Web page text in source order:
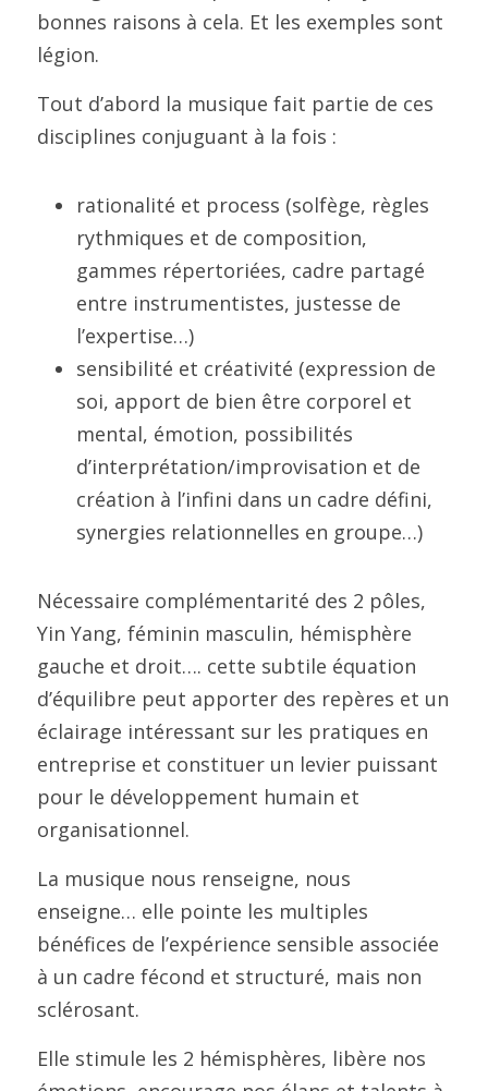
bonnes raisons à cela. Et les exemples sont
légion.
Tout d’abord la musique fait partie de ces
disciplines conjuguant à la fois :
rationalité et process (solfège, règles
rythmiques et de composition,
gammes répertoriées, cadre partagé
entre instrumentistes, justesse de
l’expertise…)
sensibilité et créativité (expression de
soi, apport de bien être corporel et
mental, émotion, possibilités
d’interprétation/improvisation et de
création à l’infini dans un cadre défini,
synergies relationnelles en groupe…)
Nécessaire complémentarité des 2 pôles,
Yin Yang, féminin masculin, hémisphère
gauche et droit…. cette subtile équation
d’équilibre peut apporter des repères et un
éclairage intéressant sur les pratiques en
entreprise et constituer un levier puissant
pour le développement humain et
organisationnel.
La musique nous renseigne, nous
enseigne… elle pointe les multiples
bénéfices de l’expérience sensible associée
à un cadre fécond et structuré, mais non
sclérosant.
Elle stimule les 2 hémisphères, libère nos